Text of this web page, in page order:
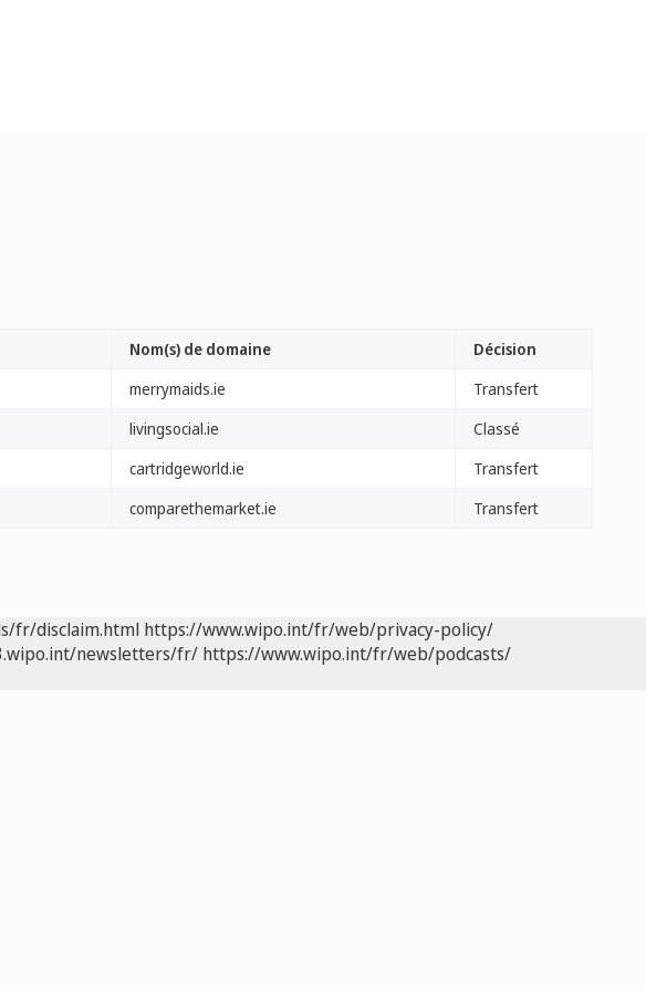
Nom(s) de domaine
Décision
merrymaids.ie
Transfert
livingsocial.ie
Classé
cartridgeworld.ie
Transfert
comparethemarket.ie Transfert
fr/disclaim.html https://www.wipo.int/fr/web/privacy-policy/
newsletters/fr/ https://www.wipo.int/fr/web/podcasts/